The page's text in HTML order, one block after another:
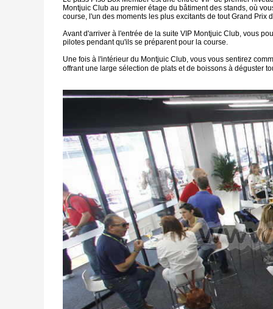
Montjuic Club au premier étage du bâtiment des stands, où
course, l'un des moments les plus excitants de tout Grand Prix
Avant d'arriver à l'entrée de la suite VIP Montjuic Club, vous
pilotes pendant qu'ils se préparent pour la course.
Une fois à l'intérieur du Montjuic Club, vous vous sentirez
offrant une large sélection de plats et de boissons à déguster